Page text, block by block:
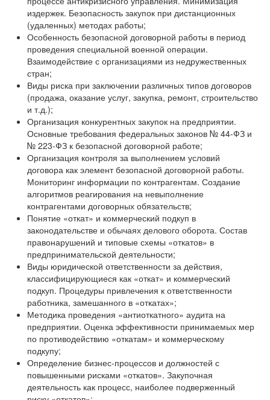
издержек. Безопасность закупок при дистанционных
(удаленных) методах работы;
Особенность безопасной договорной работы в период
проведения специальной военной операции.
Взаимодействие с организациями из недружественных
стран;
Виды риска при заключении различных типов договоров
(продажа, оказание услуг, закупка, ремонт, строительство
и т.д.);
Организация конкурентных закупок на предприятии.
Основные требования федеральных законов № 44-ФЗ и
№ 223-ФЗ к безопасной договорной работе;
Организация контроля за выполнением условий
договора как элемент безопасной договорной работы.
Мониторинг информации по контрагентам. Создание
алгоритмов реагирования на невыполнение
контрагентами договорных обязательств;
Понятие «откат» и коммерческий подкуп в
законодательстве и обычаях делового оборота. Состав
правонарушений и типовые схемы «откатов» в
предпринимательской деятельности;
Виды юридической ответственности за действия,
классифицирующиеся как «откат» и коммерческий
подкуп. Процедуры привлечения к ответственности
работника, замешанного в «откатах»;
Методика проведения «антиоткатного» аудита на
предприятии. Оценка эффективности принимаемых мер
по противодействию «откатам» и коммерческому
подкупу;
Определение бизнес-процессов и должностей с
повышенными рисками «откатов». Закупочная
деятельность как процесс, наиболее подверженный